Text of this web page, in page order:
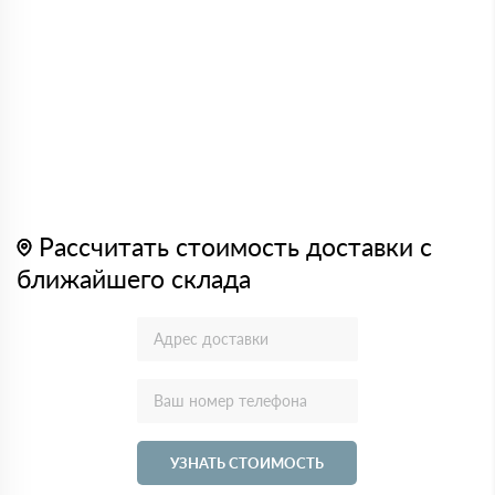
Рассчитать стоимость доставки с
ближайшего склада
УЗНАТЬ СТОИМОСТЬ